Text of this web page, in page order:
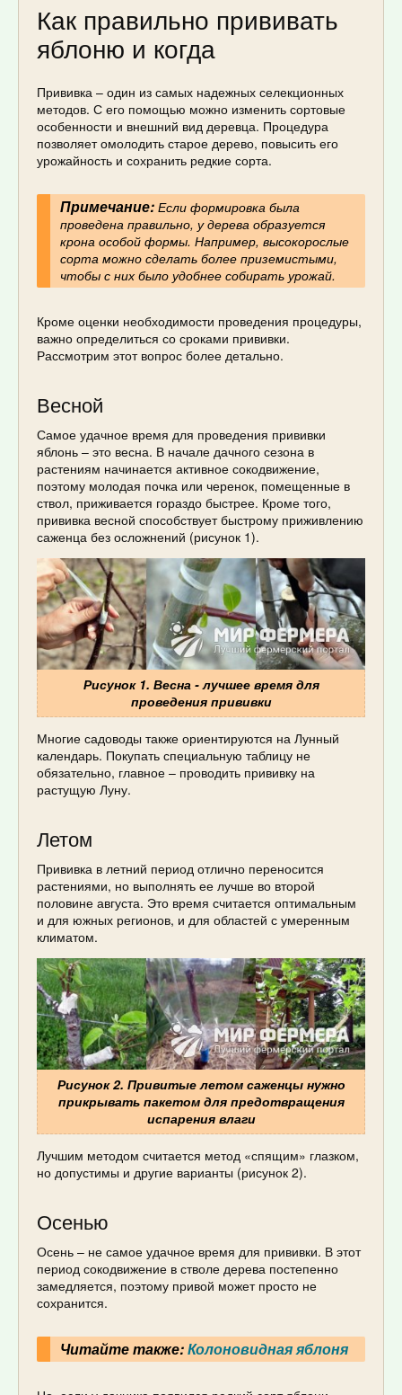
Как правильно прививать
яблоню и когда
Прививка – один из самых надежных селекционных
методов. С его помощью можно изменить сортовые
особенности и внешний вид деревца. Процедура
позволяет омолодить старое дерево, повысить его
урожайность и сохранить редкие сорта.
Примечание:Если формировка была
проведена правильно, у дерева образуется
крона особой формы. Например, высокорослые
сорта можно сделать более приземистыми,
чтобы с них было удобнее собирать урожай.
Кроме оценки необходимости проведения процедуры,
важно определиться со сроками прививки.
Рассмотрим этот вопрос более детально.
Весной
Самое удачное время для проведения прививки
яблонь – это весна. В начале дачного сезона в
растениям начинается активное сокодвижение,
поэтому молодая почка или черенок, помещенные в
ствол, приживается гораздо быстрее. Кроме того,
прививка весной способствует быстрому приживлению
саженца без осложнений (рисунок 1).
Рисунок 1. Весна - лучшее время для
проведения прививки
Многие садоводы также ориентируются на Лунный
календарь. Покупать специальную таблицу не
обязательно, главное – проводить прививку на
растущую Луну.
Летом
Прививка в летний период отлично переносится
растениями, но выполнять ее лучше во второй
половине августа. Это время считается оптимальным
и для южных регионов, и для областей с умеренным
климатом.
Рисунок 2. Привитые летом саженцы нужно
прикрывать пакетом для предотвращения
испарения влаги
Лучшим методом считается метод «спящим» глазком,
но допустимы и другие варианты (рисунок 2).
Осенью
Осень – не самое удачное время для прививки. В этот
период сокодвижение в стволе дерева постепенно
замедляется, поэтому привой может просто не
сохранится.
Читайте также:Колоновидная яблоня